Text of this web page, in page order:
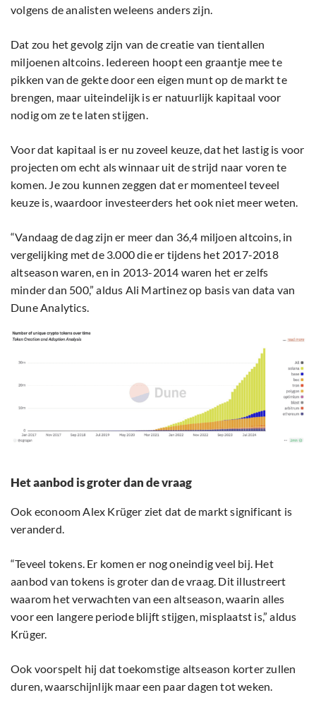
volgens de analisten weleens anders zijn.
Dat zou het gevolg zijn van de creatie van tientallen
miljoenen altcoins. Iedereen hoopt een graantje mee te
pikken van de gekte door een eigen munt op de markt te
brengen, maar uiteindelijk is er natuurlijk kapitaal voor
nodig om ze te laten stijgen.
Voor dat kapitaal is er nu zoveel keuze, dat het lastig is voor
projecten om echt als winnaar uit de strijd naar voren te
komen. Je zou kunnen zeggen dat er momenteel teveel
keuze is, waardoor investeerders het ook niet meer weten.
“Vandaag de dag zijn er meer dan 36,4 miljoen altcoins, in
vergelijking met de 3.000 die er tijdens het 2017-2018
altseason waren, en in 2013-2014 waren het er zelfs
minder dan 500,” aldus Ali Martinez op basis van data van
Dune Analytics.
Het aanbod is groter dan de vraag
Ook econoom Alex Krüger ziet dat de markt significant is
veranderd.
“Teveel tokens. Er komen er nog oneindig veel bij. Het
aanbod van tokens is groter dan de vraag. Dit illustreert
waarom het verwachten van een altseason, waarin alles
voor een langere periode blijft stijgen, misplaatst is,” aldus
Krüger.
Ook voorspelt hij dat toekomstige altseason korter zullen
duren, waarschijnlijk maar een paar dagen tot weken.